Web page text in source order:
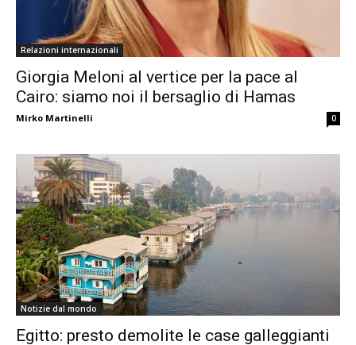
Relazioni internazionali
Giorgia Meloni al vertice per la pace al
Cairo: siamo noi il bersaglio di Hamas
Mirko Martinelli 0
Notizie dal mondo
Egitto: presto demolite le case galleggianti